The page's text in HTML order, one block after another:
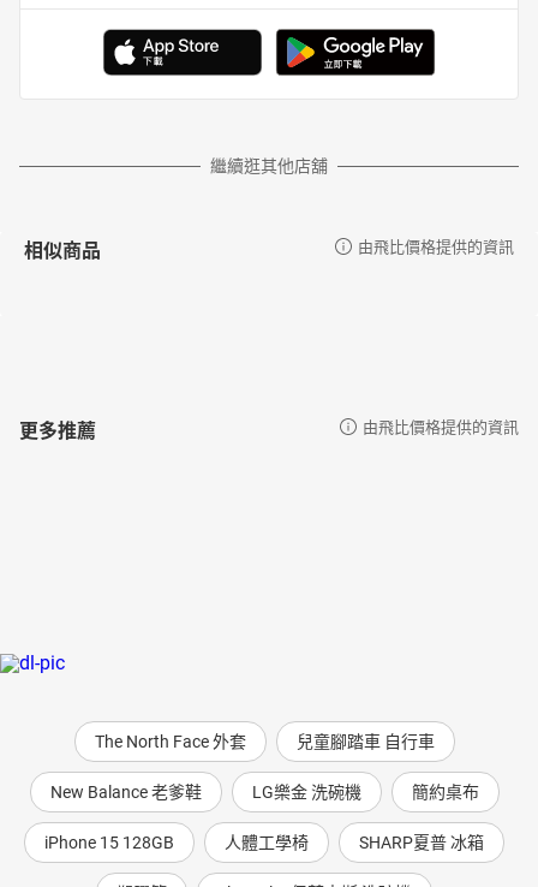
繼續逛其他店舖
相似商品 由飛比價格提供的資訊
更多推薦 由飛比價格提供的資訊
The North Face 外套 兒童腳踏車 自行車
New Balance 老爹鞋 LG樂金 洗碗機 簡約桌布
iPhone 15 128GB 人體工學椅 SHARP夏普 冰箱